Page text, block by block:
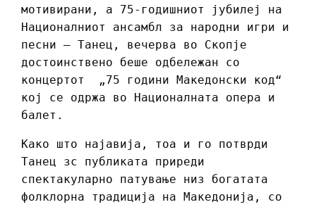
мотивирани, а 75-годишниот јубилеј на
Националниот ансамбл за народни игри и
песни – Танец, вечерва во Скопје
достоинствено беше одбележан со
концертот „75 години Македонски код“
кој се одржа во Националната опера и
балет.
Како што најавија, тоа и го потврди
Танец зс публиката приреди
спектакуларно патување низ богатата
фолклорна традиција на Македонија, со